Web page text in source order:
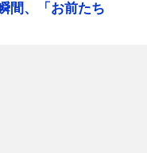
間、「お前たち